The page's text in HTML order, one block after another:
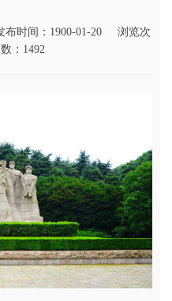
布时间：1900-01-20 浏览次
：1492